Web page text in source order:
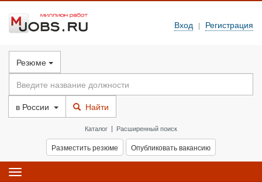
Вход | Регистрация
Резюме
в России Найти
Каталог | Расширенный поиск
Разместить резюме Опубликовать вакансию
Toggle